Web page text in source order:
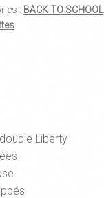
: BACK TO SCHOOL
Liberty